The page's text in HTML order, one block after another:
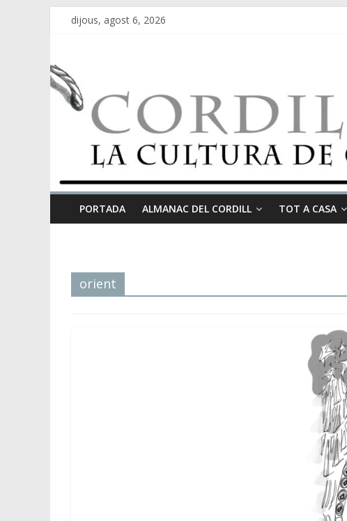
dijous, agost 6, 2026
PORTADA ALMANAC DEL CORDILL TOT A CASA
orient